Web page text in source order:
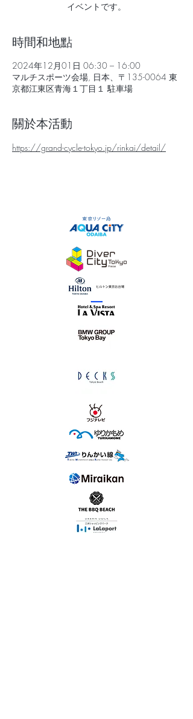
イベントです。
時間和地點
2024年12月01日 06:30 – 16:00
マルチスポーツ会場, 日本、〒135-0064 東
京都江東区青海１丁目１ 駐車場
關於本活動
https://grand-cycle-tokyo.jp/rinkai/detail/